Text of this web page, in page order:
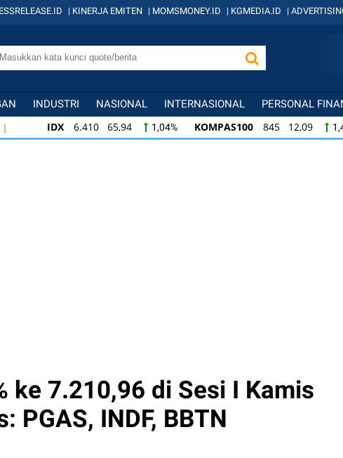
| KINERJA EMITEN | MOMSMONEY.ID | KGMEDIA.ID |
INDUSTRI NASIONAL INTERNASIONAL PERSONAL
| IDX 6.410 65,94 1,04% KOMPAS100 845 12,09
KOMPAS100 845 12,09 1,45% LQ45 640 9,44
ke 7.210,96 di Sesi I Kamis
PGAS, INDF, BBTN